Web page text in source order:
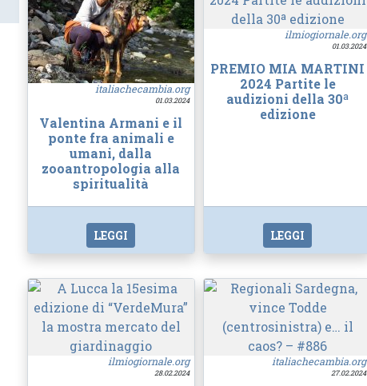
italiachecambia.org
01.03.2024
Valentina Armani e il
ponte fra animali e
umani, dalla
zooantropologia alla
spiritualità
LEGGI
ilmiogiornale.org
01.03.2024
PREMIO MIA MARTINI
2024 Partite le
audizioni della 30ª
edizione
LEGGI
ilmiogiornale.org
28.02.2024
italiachecambia.org
27.02.2024